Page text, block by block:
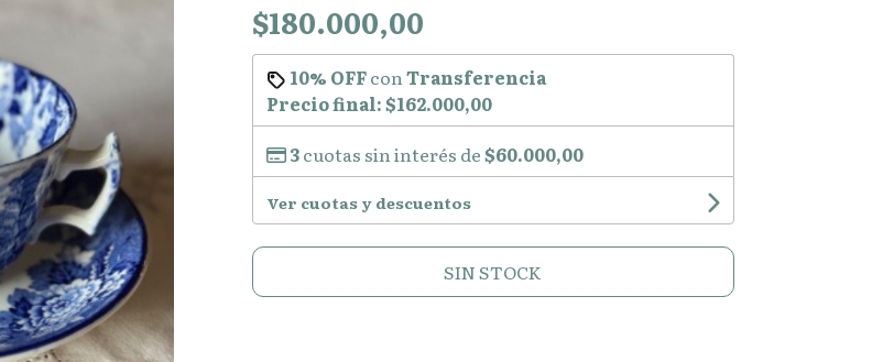
$180.000,00
10% OFFconTransferencia
Precio final:$162.000,00
3cuotas sin interés de$60.000,00
Ver cuotas y descuentos
SIN STOCK